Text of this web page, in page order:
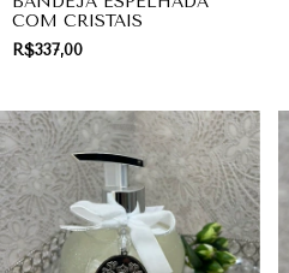
COM CRISTAIS
R$337,00